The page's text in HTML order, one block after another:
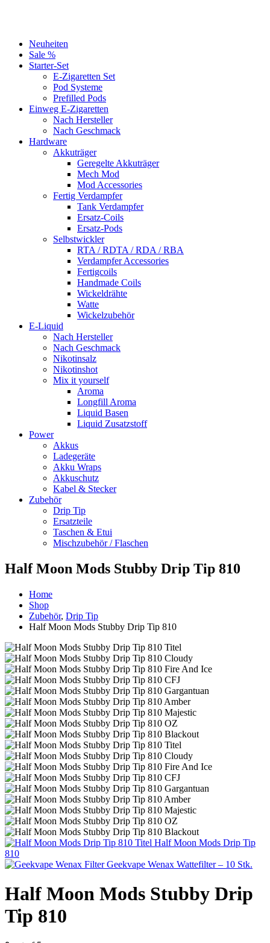
Neuheiten
Sale %
Starter-Set
E-Zigaretten Set
Pod Systeme
Prefilled Pods
Einweg E-Zigaretten
Nach Hersteller
Nach Geschmack
Hardware
Akkuträger
Geregelte Akkuträger
Mech Mod
Mod Accessories
Fertig Verdampfer
Tank Verdampfer
Ersatz-Coils
Ersatz-Pods
Selbstwickler
RTA / RDTA / RDA / RBA
Verdampfer Accessories
Fertigcoils
Handmade Coils
Wickeldrähte
Watte
Wickelzubehör
E-Liquid
Nach Hersteller
Nach Geschmack
Nikotinsalz
Nikotinshot
Mix it yourself
Aroma
Longfill Aroma
Liquid Basen
Liquid Zusatzstoff
Power
Akkus
Ladegeräte
Akku Wraps
Akkuschutz
Kabel & Stecker
Zubehör
Drip Tip
Ersatzteile
Taschen & Etui
Mischzubehör / Flaschen
Half Moon Mods Stubby Drip Tip 810
Home
Shop
Zubehör, Drip Tip
Half Moon Mods Stubby Drip Tip 810
Half Moon Mods Drip Tip
810
Geekvape Wenax Wattefilter – 10 Stk.
Half Moon Mods Stubby Drip
Tip 810